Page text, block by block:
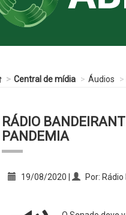
Central de mídia Áudios
RÁDIO
PANDEMIA
19/08/2020 | Por: